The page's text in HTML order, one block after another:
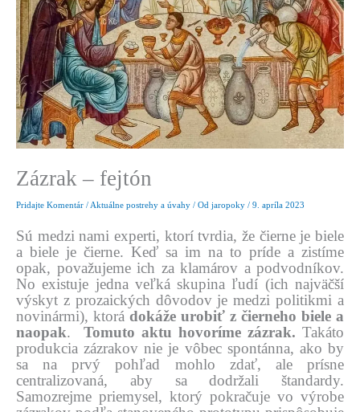
Zázrak – fejtón
Pridajte Komentár /Aktuálne postrehy a úvahy / Od jaropoky / 9. apríla 2023
Sú medzi nami experti, ktorí tvrdia, že čierne je biele
a biele je čierne. Keď sa im na to príde a zistíme
opak, považujeme ich za klamárov a podvodníkov.
No existuje jedna veľká skupina ľudí (ich najväčší
výskyt z prozaických dôvodov je medzi politikmi a
novinármi), ktorá dokáže urobiť z čierneho biele a
naopak. Tomuto aktu hovoríme zázrak. Takáto
produkcia zázrakov nie je vôbec spontánna, ako by
sa na prvý pohľad mohlo zdať, ale prísne
centralizovaná, aby sa dodržali štandardy.
Samozrejme priemysel, ktorý pokračuje vo výrobe